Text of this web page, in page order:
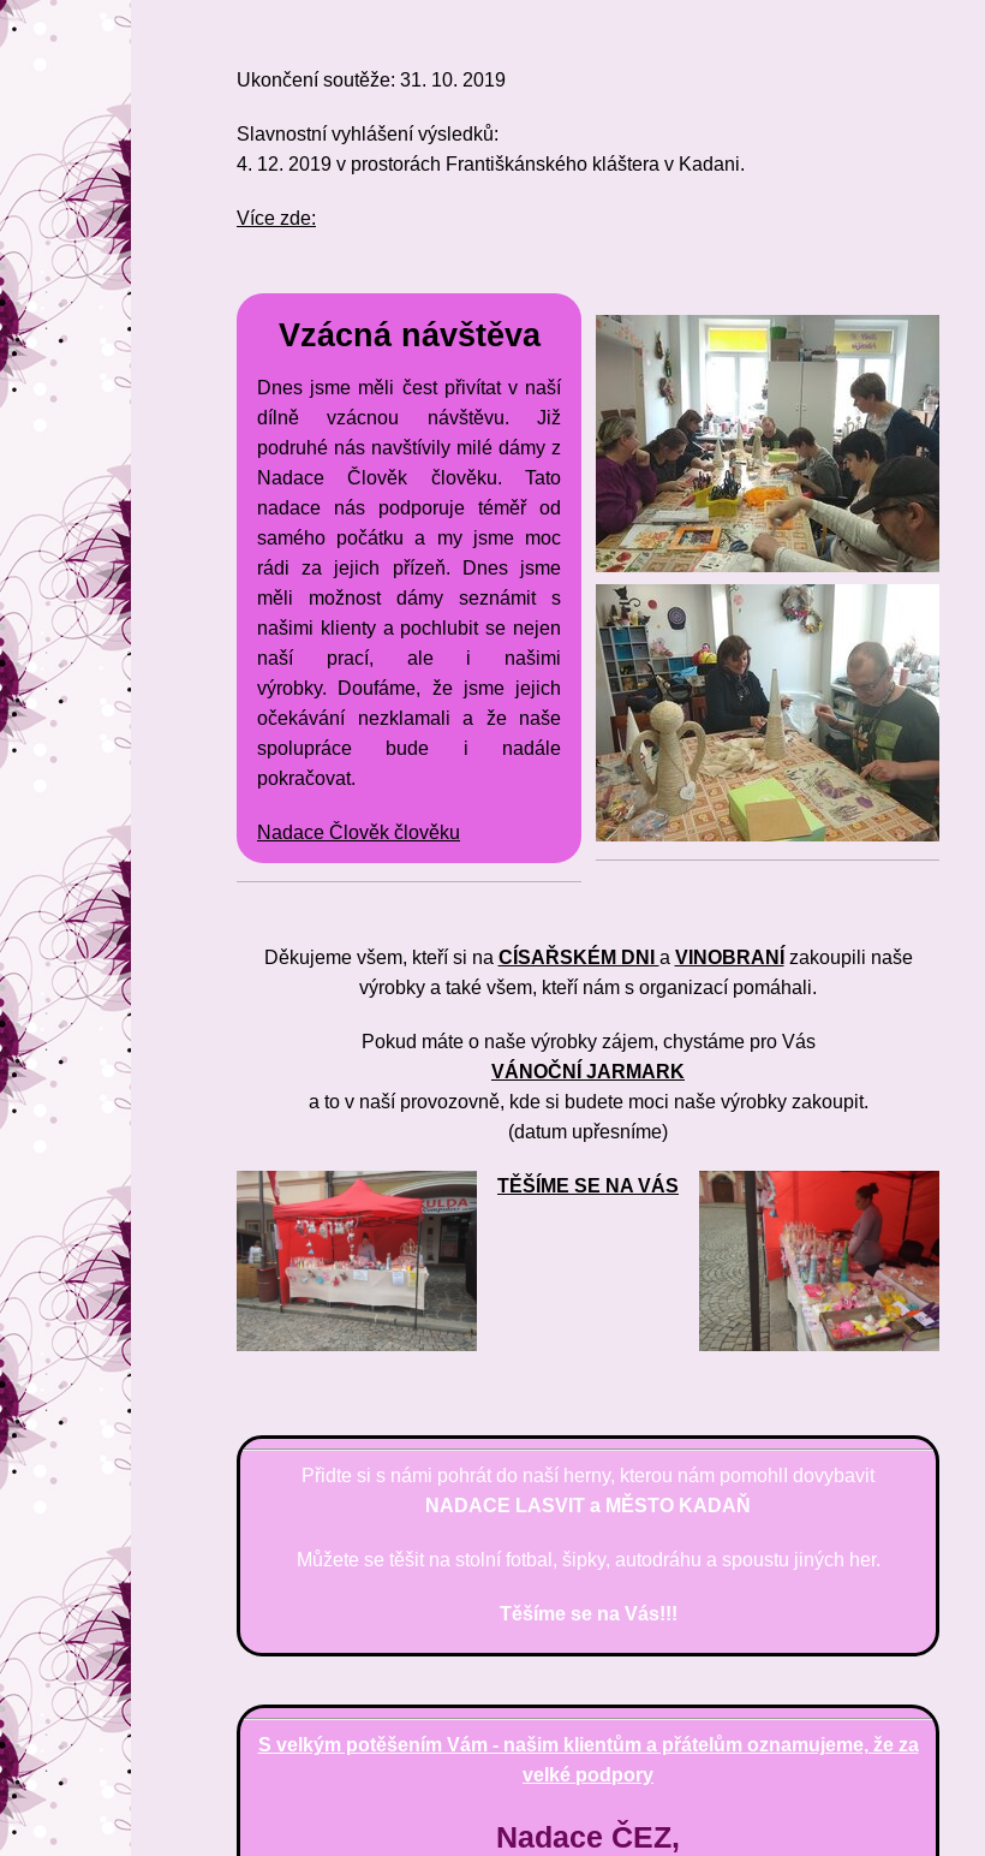
Ukončení soutěže: 31. 10. 2019
Slavnostní vyhlášení výsledků:
4. 12. 2019 v prostorách Františkánského kláštera v Kadani.
Více zde:
Vzácná návštěva
Dnes jsme měli čest přivítat v naší
dílně vzácnou návštěvu. Již
podruhé nás navštívily milé dámy z
Nadace Člověk člověku. Tato
nadace nás podporuje téměř od
samého počátku a my jsme moc
rádi za jejich přízeň. Dnes jsme
měli možnost dámy seznámit s
našimi klienty a pochlubit se nejen
naší prací, ale i našimi
výrobky. Doufáme, že jsme jejich
očekávání nezklamali a že naše
spolupráce bude i nadále
pokračovat.
Nadace Člověk člověku
Děkujeme všem, kteří si na CÍSAŘSKÉM DNI a VINOBRANÍ
zakoupili naše
výrobky a také všem, kteří nám s organizací pomáhali.
Pokud máte o naše výrobky zájem, chystáme pro Vás
VÁNOČNÍ JARMARK
a to v naší provozovně, kde si budete moci naše výrobky zakoupit.
(datum upřesníme)
TĚŠÍME SE NA VÁS
Přidte si s námi pohrát do naší herny, kterou nám pomohlI dovybavit
NADACE LASVIT a MĚSTO KADAŇ
Můžete se těšit na stolní fotbal, šipky, autodráhu a spoustu jiných her.
Těšíme se na Vás!!!
S velkým potěšením Vám - našim klientům a přátelům oznamujeme, že za
velké podpory
Nadace ČEZ,